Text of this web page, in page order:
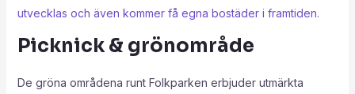
utvecklas och även kommer få egna bostäder i framtiden.
Picknick & grönområde
De gröna områdena runt Folkparken erbjuder utmärkta